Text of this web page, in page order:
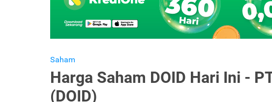
Saham
Harga Saham DOID Hari Ini -
(DOID)